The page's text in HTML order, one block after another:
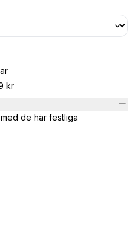
kr
de här festliga